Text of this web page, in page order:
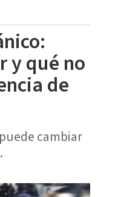
y qué no
de
cambiar